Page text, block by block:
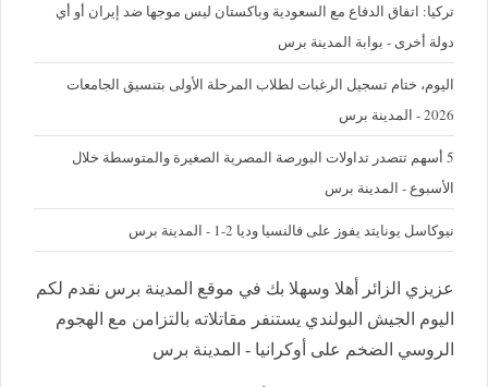
تركيا: اتفاق الدفاع مع السعودية وباكستان ليس موجها ضد إيران أو أي
دولة أخرى - بوابة المدينة برس
اليوم، ختام تسجيل الرغبات لطلاب المرحلة الأولى بتنسيق الجامعات
2026 - المدينة برس
5 أسهم تتصدر تداولات البورصة المصرية الصغيرة والمتوسطة خلال
الأسبوع - المدينة برس
نيوكاسل يونايتد يفوز على فالنسيا وديا 2-1 - المدينة برس
عزيزي الزائر أهلا وسهلا بك في موقع المدينة برس نقدم لكم
اليوم الجيش البولندي يستنفر مقاتلاته بالتزامن مع الهجوم
الروسي الضخم على أوكرانيا - المدينة برس